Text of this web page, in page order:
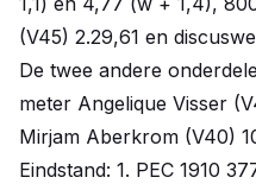
(V45) 2.29,61 en
De twee andere
meter Angelique Visser
Mirjam Aberkrom (V40)
Eindstand: 1. PEC 1910